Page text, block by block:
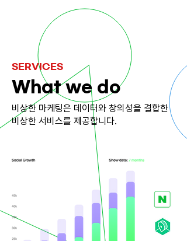
SERVICES
What we do
​비상한 마케팅은 데이터와 창의성을 결합한
비상한 서비스를 제공합니다.